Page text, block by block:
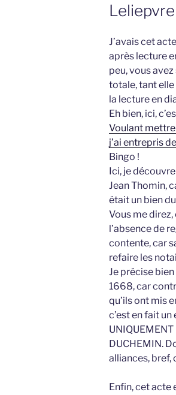
J’avais cet
après lecture
peu, vous
totale, tant
la lecture en
Eh bien, ici,
Voulant mettre
j’ai entrepris
Bingo !
Ici, je
Jean Thomin,
était un bien
Vous me
l’absence de
contente, car
refaire les
Je précise
1668, car
qu’ils ont mis
c’est en fait
DUCHEMIN.
alliances, bref,
Enfin, cet acte